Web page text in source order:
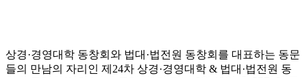
상경·경영대학 동창회와 법대·법전원 동창회를 대표하는 동문
들의 만남의 자리인 제24차 상경·경영대학 & 법대·법전원 동